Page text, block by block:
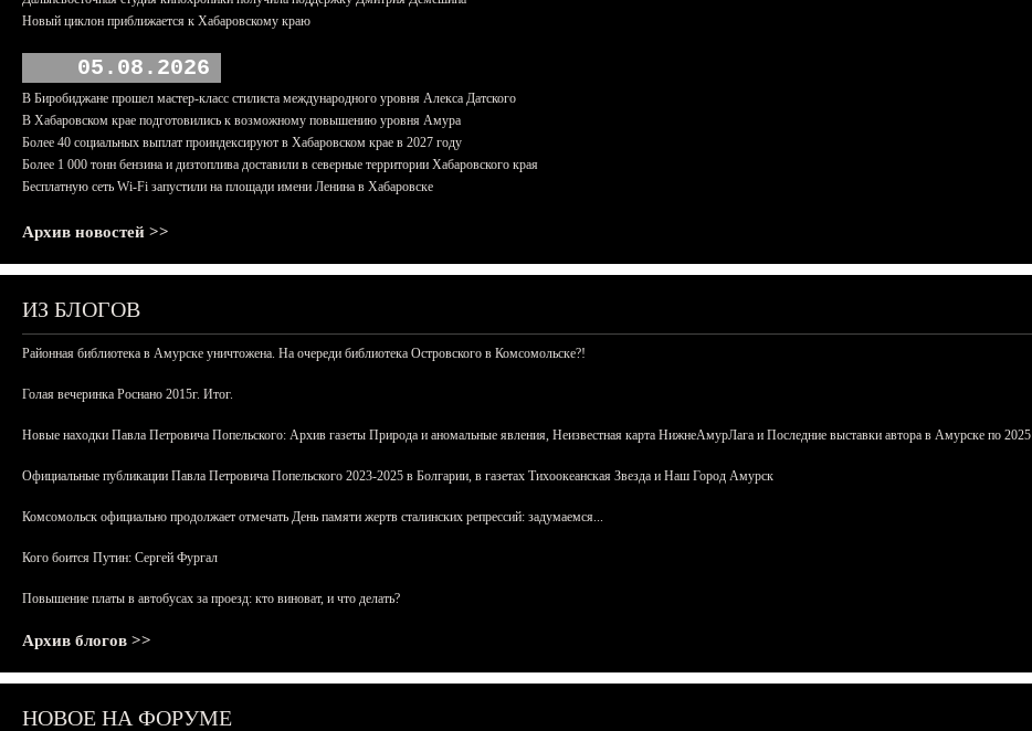
Новый циклон приближается к Хабаровскому краю
05.08.2026
В Биробиджане прошел мастер-класс стилиста международного уровня Алекса Датского
В Хабаровском крае подготовились к возможному повышению уровня Амура
Более 40 социальных выплат проиндексируют в Хабаровском крае в 2027 году
Более 1 000 тонн бензина и дизтоплива доставили в северные территории Хабаровского края
Бесплатную сеть Wi-Fi запустили на площади имени Ленина в Хабаровске
Архив новостей >>
ИЗ БЛОГОВ
Районная библиотека в Амурске уничтожена. На очереди библиотека Островского в Комсомольске?!
Голая вечеринка Роснано 2015г. Итог.
Новые находки Павла Петровича Попельского: Архив газеты Природа и аномальные явления, Неизвестная карта НижнеАмурЛага и Последние выставки автора в Амурске по 2025
Официальные публикации Павла Петровича Попельского 2023-2025 в Болгарии, в газетах Тихоокеанская Звезда и Наш Город Амурск
Комсомольск официально продолжает отмечать День памяти жертв сталинских репрессий: задумаемся...
Кого боится Путин: Сергей Фургал
Повышение платы в автобусах за проезд: кто виноват, и что делать?
Архив блогов >>
НОВОЕ НА ФОРУМЕ